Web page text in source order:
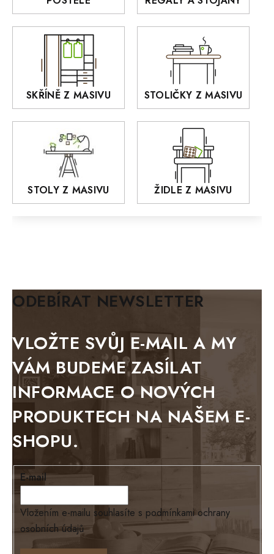
Akce
GIALO
DEJA
OLD STYLE
KANSAS
RETRO
MONET
OSLO
MODERN loft
BIANCA
BLACK VELVET
BELLUNO grafite
WESTERN
BERLIN
KOLMAR
TOSKANIA
LOUISIANA
Tello
Loriano
EXCLUSIVE
SKŘÍNĚ Z MASIVU STOLIČKY Z MASIVU
STOLY Z MASIVU ŽIDLE Z MASIVU
ODEBÍRAT NEWSLETTER
VLOŽTE SVŮJ E-MAIL A MY
VÁM BUDEME ZASÍLAT
INFORMACE O NOVÝCH
PRODUKTECH NA NAŠEM E-
SHOPU.
E-mail
Vložením e-mailu souhlasíte s podmínkami ochrany
osobních údajů